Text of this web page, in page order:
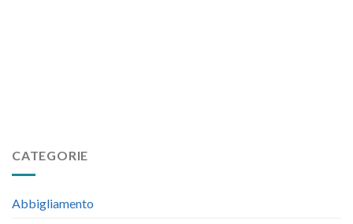
CATEGORIE
Abbigliamento